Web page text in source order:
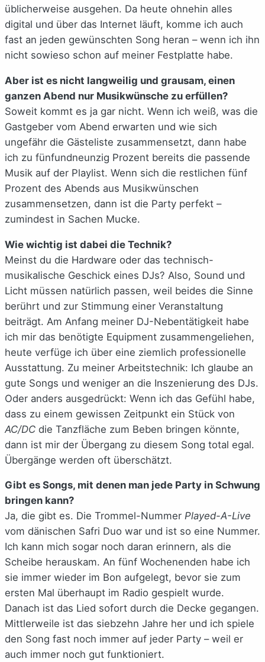
üblicherweise ausgehen. Da heute ohnehin alles
digital und über das Internet läuft, komme ich auch
fast an jeden gewünschten Song heran – wenn ich ihn
nicht sowieso schon auf meiner Festplatte habe.
Aber ist es nicht langweilig und grausam, einen
ganzen Abend nur Musikwünsche zu erfüllen?
Soweit kommt es ja gar nicht. Wenn ich weiß, was die
Gastgeber vom Abend erwarten und wie sich
ungefähr die Gästeliste zusammensetzt, dann habe
ich zu fünfundneunzig Prozent bereits die passende
Musik auf der Playlist. Wenn sich die restlichen fünf
Prozent des Abends aus Musikwünschen
zusammensetzen, dann ist die Party perfekt –
zumindest in Sachen Mucke.
Wie wichtig ist dabei die Technik?
Meinst du die Hardware oder das technisch-
musikalische Geschick eines DJs? Also, Sound und
Licht müssen natürlich passen, weil beides die Sinne
berührt und zur Stimmung einer Veranstaltung
beiträgt. Am Anfang meiner DJ-Nebentätigkeit habe
ich mir das benötigte Equipment zusammengeliehen,
heute verfüge ich über eine ziemlich professionelle
Ausstattung. Zu meiner Arbeitstechnik: Ich glaube an
gute Songs und weniger an die Inszenierung des DJs.
Oder anders ausgedrückt: Wenn ich das Gefühl habe,
dass zu einem gewissen Zeitpunkt ein Stück von
AC/DC die Tanzfläche zum Beben bringen könnte,
dann ist mir der Übergang zu diesem Song total egal.
Übergänge werden oft überschätzt.
Gibt es Songs, mit denen man jede Party in Schwung
bringen kann?
Ja, die gibt es. Die Trommel-Nummer Played-A-Live
vom dänischen Safri Duo war und ist so eine Nummer.
Ich kann mich sogar noch daran erinnern, als die
Scheibe herauskam. An fünf Wochenenden habe ich
sie immer wieder im Bon aufgelegt, bevor sie zum
ersten Mal überhaupt im Radio gespielt wurde.
Danach ist das Lied sofort durch die Decke gegangen.
Mittlerweile ist das siebzehn Jahre her und ich spiele
den Song fast noch immer auf jeder Party – weil er
auch immer noch gut funktioniert.